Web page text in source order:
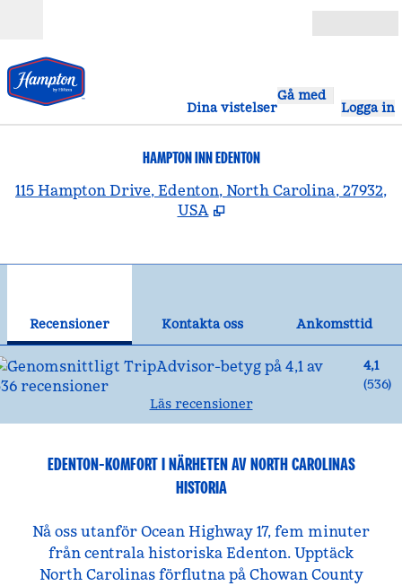
Dina vistelser
Gå med
Logga in
HAMPTON INN EDENTON
115 Hampton Drive, Edenton, North Carolina, 27932,
USA
Recensioner Kontakta oss
Ankomsttid
4,1
(536)
Läs recensioner
EDENTON-KOMFORT I NÄRHETEN AV NORTH CAROLINAS
HISTORIA
Nå oss utanför Ocean Highway 17, fem minuter
från centrala historiska Edenton. Upptäck
North Carolinas förflutna på Chowan County